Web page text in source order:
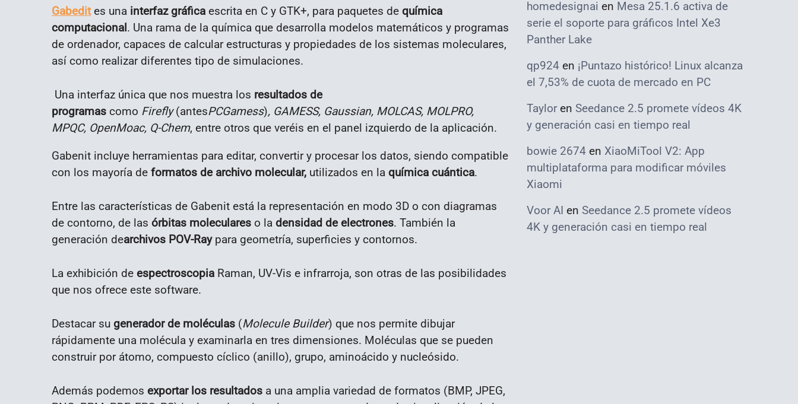
Gabedites una interfaz gráfica escrita en C y GTK+, para paquetes de química
computacional. Una rama de la química que desarrolla modelos matemáticos y programas
de ordenador, capaces de calcular estructuras y propiedades de los sistemas moleculares,
así como realizar diferentes tipo de simulaciones.
Una interfaz única que nos muestra los resultados de
programas como Firefly(antesPCGamess), GAMESS, Gaussian, MOLCAS, MOLPRO,
MPQC, OpenMoac, Q-Chem, entre otros que veréis en el panel izquierdo de la aplicación.
Gabenit incluye herramientas para editar, convertir y procesar los datos, siendo compatible
con los mayoría de formatos de archivo molecular, utilizados en la química cuántica.
Entre las características de Gabenit está la representación en modo 3D o con diagramas
de contorno, de las órbitas moleculares o la densidad de electrones. También la
generación dearchivos POV-Raypara geometría, superficies y contornos.
La exhibición de espectroscopia Raman, UV-Vis e infrarroja, son otras de las posibilidades
que nos ofrece este software.
Destacar su generador de moléculas (Molecule Builder) que nos permite dibujar
rápidamente una molécula y examinarla en tres dimensiones. Moléculas que se pueden
construir por átomo, compuesto cíclico (anillo), grupo, aminoácido y nucleósido.
Además podemos exportar los resultados a una amplia variedad de formatos (BMP, JPEG,
homedesignai en Mesa 25.1.6 activa de
serie el soporte para gráficos Intel Xe3
Panther Lake
qp924 en ¡Puntazo histórico! Linux alcanza
el 7,53% de cuota de mercado en PC
Taylor en Seedance 2.5 promete vídeos 4K
y generación casi en tiempo real
bowie 2674 en XiaoMiTool V2: App
multiplataforma para modificar móviles
Xiaomi
Voor AI en Seedance 2.5 promete vídeos
4K y generación casi en tiempo real